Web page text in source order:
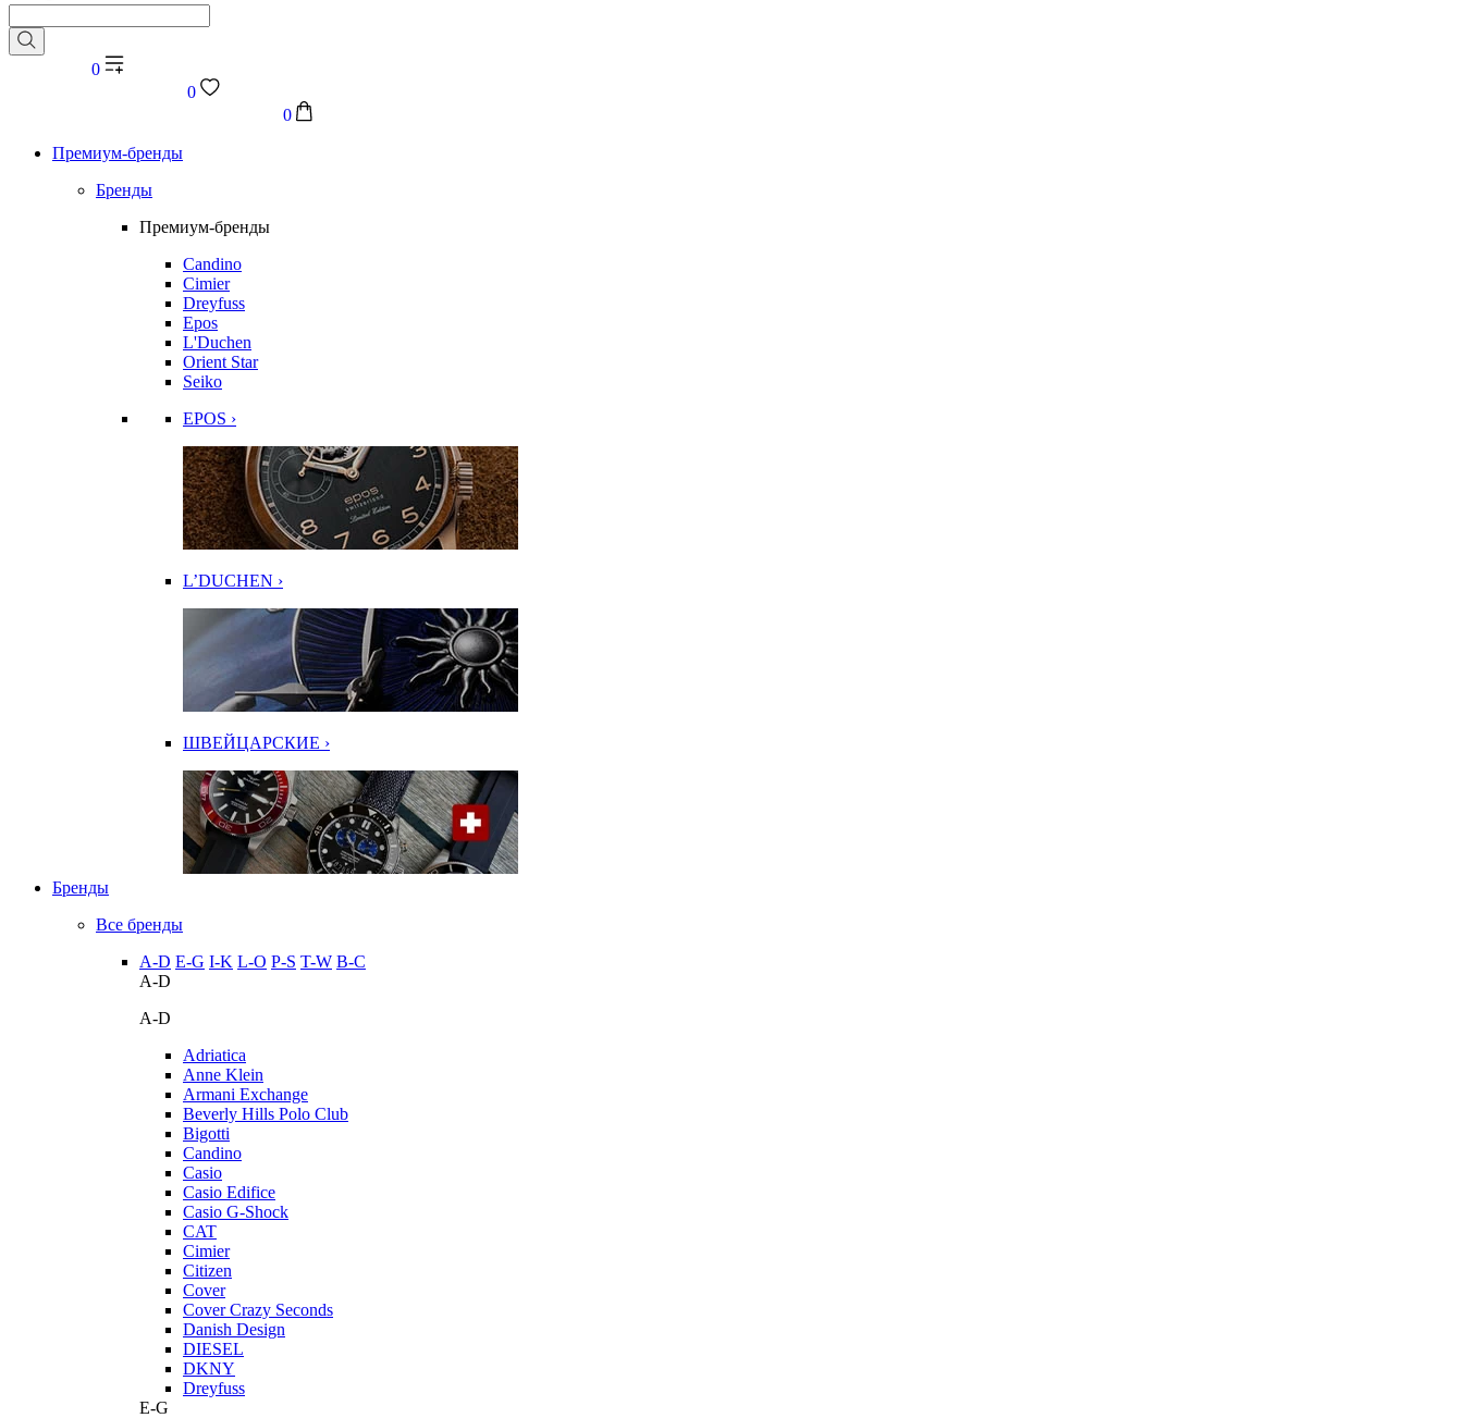
0
0
0
Премиум-бренды
Бренды
Премиум-бренды
Candino
Cimier
Dreyfuss
Epos
L'Duchen
Orient Star
Seiko
EPOS ›
L’DUCHEN ›
ШВЕЙЦАРСКИЕ ›
Бренды
Все бренды
A-D E-G I-K L-O P-S T-W В-С
A-D
A-D
Adriatica
Anne Klein
Armani Exchange
Beverly Hills Polo Club
Bigotti
Candino
Casio
Casio Edifice
Casio G-Shock
CAT
Cimier
Citizen
Cover
Cover Crazy Seconds
Danish Design
DIESEL
DKNY
Dreyfuss
E-G